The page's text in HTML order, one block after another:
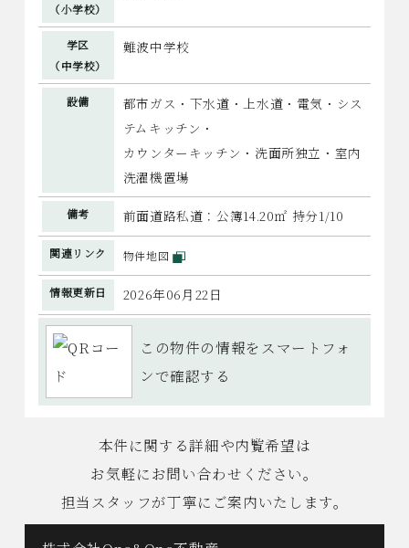
（小学校）
学区
（中学校）
難波中学校
設備
都市ガス・下水道・上水道・電気・シス
テムキッチン・
カウンターキッチン・洗面所独立・室内
洗濯機置場
備考 前面道路私道：公簿14.20㎡ 持分1/10
関連リンク 物件地図
情報更新日 2026年06月22日
この物件の情報をスマートフォ
ンで確認する
本件に関する詳細や内覧希望は
お気軽にお問い合わせください。
担当スタッフが丁寧にご案内いたします。